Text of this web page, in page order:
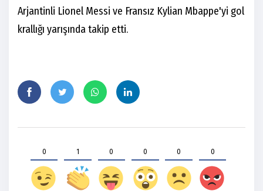
Arjantinli Lionel Messi ve Fransız Kylian Mbappe'yi gol
krallığı yarışında takip etti.
0 1 0 0 0 0